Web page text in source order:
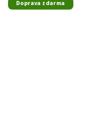
Doprava zdarma